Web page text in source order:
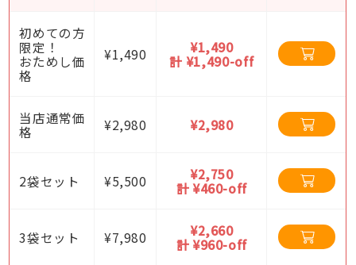
初めての方
限定！
おためし価
格
¥1,490
¥1,490
計 ¥1,490-off
当店通常価
格
¥2,980 ¥2,980
2袋セット ¥5,500
¥2,750
計 ¥460-off
3袋セット ¥7,980
¥2,660
計 ¥960-off